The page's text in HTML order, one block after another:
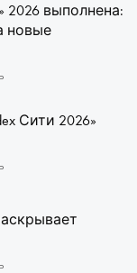
2026 выполнена:
новые
Сити 2026»